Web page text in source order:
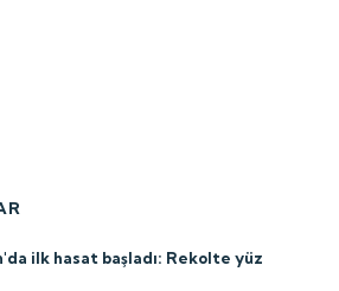
ilk hasat başladı: Rekolte yüz